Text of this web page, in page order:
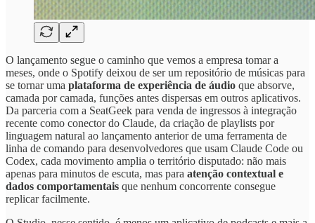
O lançamento segue o caminho que vemos a empresa tomar a
meses, onde o Spotify deixou de ser um repositório de músicas para
se tornar uma plataforma de experiência de áudio que absorve,
camada por camada, funções antes dispersas em outros aplicativos.
Da parceria com a SeatGeek para venda de ingressos à integração
recente como conector do Claude, da criação de playlists por
linguagem natural ao lançamento anterior de uma ferramenta de
linha de comando para desenvolvedores que usam Claude Code ou
Codex, cada movimento amplia o território disputado: não mais
apenas para minutos de escuta, mas para atenção contextual e
dados comportamentais que nenhum concorrente consegue
replicar facilmente.